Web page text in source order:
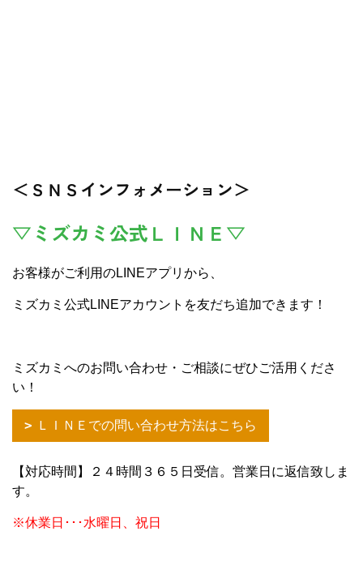
＜ＳＮＳインフォメーション＞
▽ミズカミ公式ＬＩＮＥ▽
お客様がご利用のLINEアプリから、
ミズカミ公式LINEアカウントを友だち追加できます！
ミズカミへのお問い合わせ・ご相談にぜひご活用くださ
い！
ＬＩＮＥでの問い合わせ方法はこちら
【対応時間】２４時間３６５日受信。営業日に返信致しま
す。
※休業日･･･水曜日、祝日